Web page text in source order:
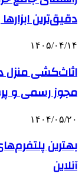
دقیق‌ترین ابزارها
۱۴۰۵/۰۴/۱۴
اثاث‌کشی منزل
مجوز رسمی و
۱۴۰۴/۰۵/۲۰
بهترین
آنلاین